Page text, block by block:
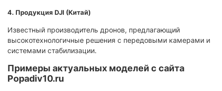
4. Продукция DJI (Китай)
Известный производитель дронов, предлагающий
высокотехнологичные решения с передовыми камерами и
системами стабилизации.
Примеры актуальных моделей с сайта
Popadiv10.ru